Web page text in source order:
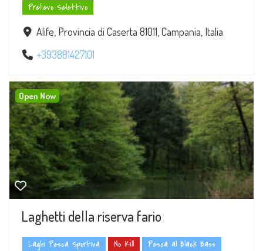
Prelievo Selettivo
Alife, Provincia di Caserta 81011, Campania, Italia
+393881427101
Laghetti della riserva fario
Laghi Pesca Sportiva No Kill
Pesca al Black Bass
Open Now